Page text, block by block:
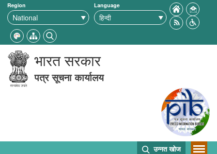
Region Language
भारत सरकार
पत्र सूचना कार्यालय
उन्नत खोज